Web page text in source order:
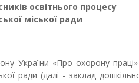
освітнього процесу
міської ради
України «Про охорону праці»
ради (далі - заклад